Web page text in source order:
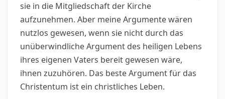
sie in die Mitgliedschaft der Kirche
aufzunehmen. Aber meine Argumente wären
nutzlos gewesen, wenn sie nicht durch das
unüberwindliche Argument des heiligen Lebens
ihres eigenen Vaters bereit gewesen wäre,
ihnen zuzuhören. Das beste Argument für das
Christentum ist ein christliches Leben.